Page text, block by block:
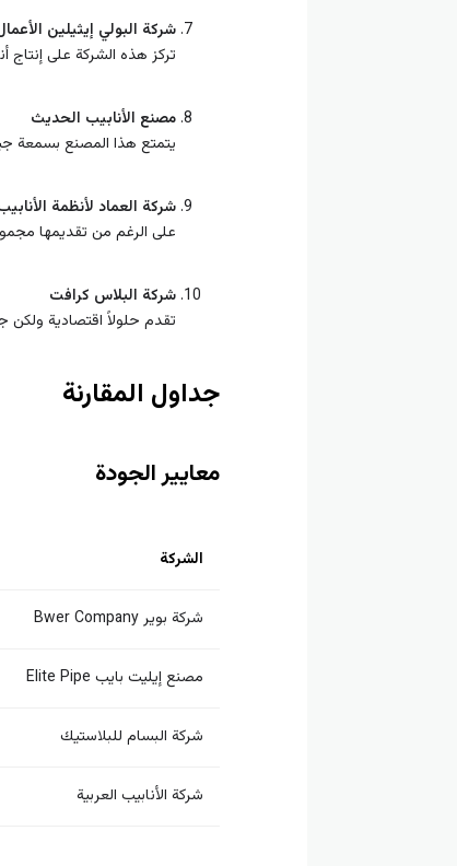
شركة البولي إيثيلين
تركز هذه الشركة على إنتاج
مصنع الأنابيب الحديث
يتمتع هذا المصنع بسمعة
شركة العماد لأنظمة
على الرغم من تقديمها
شركة البلاس كرافت
تقدم حلولاً اقتصادية
جداول المقارنة
معايير الجودة
الشركة
شركة بوير Bwer Company
مصنع إيليت بايب Elite Pipe
شركة البسام للبلاستيك
شركة الأنابيب العربية